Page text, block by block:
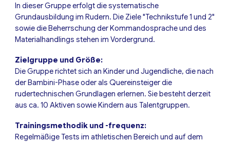
In dieser Gruppe erfolgt die systematische
Grundausbildung im Rudern. Die Ziele "Technikstufe 1 und 2"
sowie die Beherrschung der Kommandosprache und des
Materialhandlings stehen im Vordergrund.
Zielgruppe und Größe:
Die Gruppe richtet sich an Kinder und Jugendliche, die nach
der Bambini-Phase oder als Quereinsteiger die
rudertechnischen Grundlagen erlernen. Sie besteht derzeit
aus ca. 10 Aktiven sowie Kindern aus Talentgruppen.
Trainingsmethodik und -frequenz:
Regelmäßige Tests im athletischen Bereich und auf dem